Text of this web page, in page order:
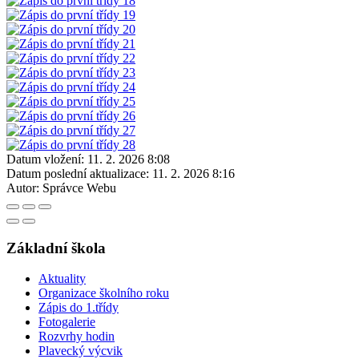
Datum vložení: 11. 2. 2026 8:08
Datum poslední aktualizace: 11. 2. 2026 8:16
Autor: Správce Webu
Základní škola
Aktuality
Organizace školního roku
Zápis do 1.třídy
Fotogalerie
Rozvrhy hodin
Plavecký výcvik